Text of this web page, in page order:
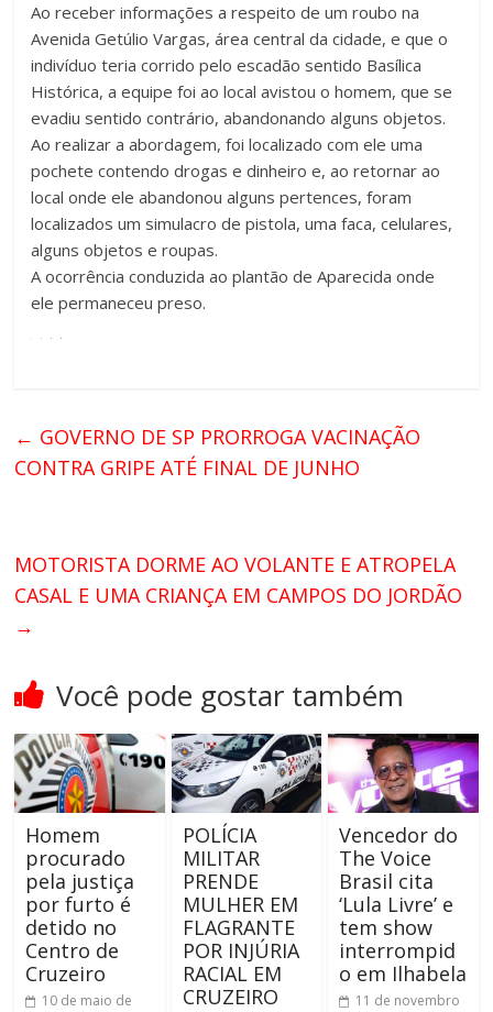
Ao receber informações a respeito de um roubo na
Avenida Getúlio Vargas, área central da cidade, e que o
indivíduo teria corrido pelo escadão sentido Basílica
Histórica, a equipe foi ao local avistou o homem, que se
evadiu sentido contrário, abandonando alguns objetos.
Ao realizar a abordagem, foi localizado com ele uma
pochete contendo drogas e dinheiro e, ao retornar ao
local onde ele abandonou alguns pertences, foram
localizados um simulacro de pistola, uma faca, celulares,
alguns objetos e roupas.
A ocorrência conduzida ao plantão de Aparecida onde
ele permaneceu preso.
← GOVERNO DE SP PRORROGA VACINAÇÃO
CONTRA GRIPE ATÉ FINAL DE JUNHO
MOTORISTA DORME AO VOLANTE E ATROPELA
CASAL E UMA CRIANÇA EM CAMPOS DO JORDÃO
→
Você pode gostar também
Homem
procurado
pela justiça
por furto é
detido no
Centro de
Cruzeiro
10 de maio de
POLÍCIA
MILITAR
PRENDE
MULHER EM
FLAGRANTE
POR INJÚRIA
RACIAL EM
CRUZEIRO
Vencedor do
The Voice
Brasil cita
‘Lula Livre’ e
tem show
interrompid
o em Ilhabela
11 de novembro